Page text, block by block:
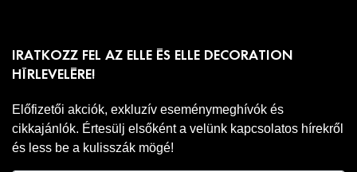
IRATKOZZ FEL AZ ELLE ÉS ELLE DECORATION
HÍRLEVELÉRE!
Előfizetői akciók, exkluzív eseménymeghívók és
cikkajánlók. Értesülj elsőként a velünk kapcsolatos hírekről
és less be a kulisszák mögé!